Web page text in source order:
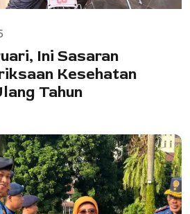
Ini Sasaran
Kesehatan
Tahun